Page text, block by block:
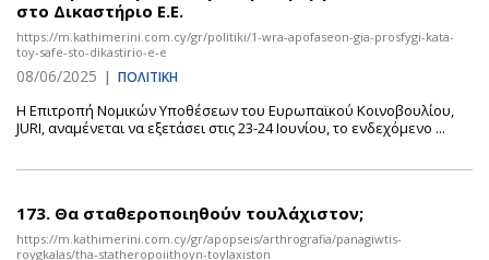
στο Δικαστήριο Ε.Ε.
https://m.kathimerini.com.cy/gr/politiki/1-wra-apofaseon-gia-prosfygi-kata-
toy-safe-sto-dikastirio-e-e
08/06/2025 | ΠΟΛΙΤΙΚΗ
Η Επιτροπή Νομικών Υποθέσεων του Ευρωπαϊκού Κοινοβουλίου,
JURI, αναμένεται να εξετάσει στις 23-24 Ιουνίου, το ενδεχόμενο ...
173. Θα σταθεροποιηθούν τουλάχιστον;
https://m.kathimerini.com.cy/gr/apopseis/arthrografia/panagiwtis-
roygkalas/tha-statheropoiithoyn-toylaxiston